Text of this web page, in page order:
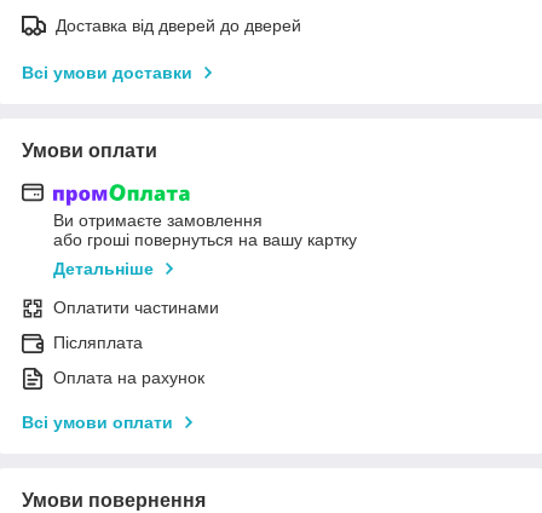
Доставка від дверей до дверей
Всі умови доставки
Умови оплати
Ви отримаєте замовлення
або гроші повернуться на вашу картку
Детальніше
Оплатити частинами
Післяплата
Оплата на рахунок
Всі умови оплати
Умови повернення